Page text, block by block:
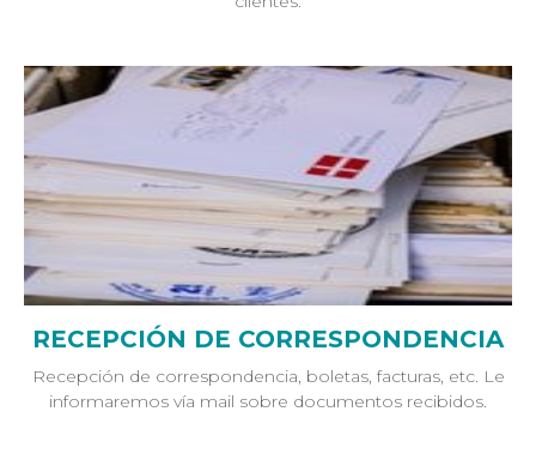
RECEPCIÓN DE CORRESPONDENCIA
Recepción de correspondencia, boletas, facturas, etc. Le
informaremos vía mail sobre documentos recibidos.